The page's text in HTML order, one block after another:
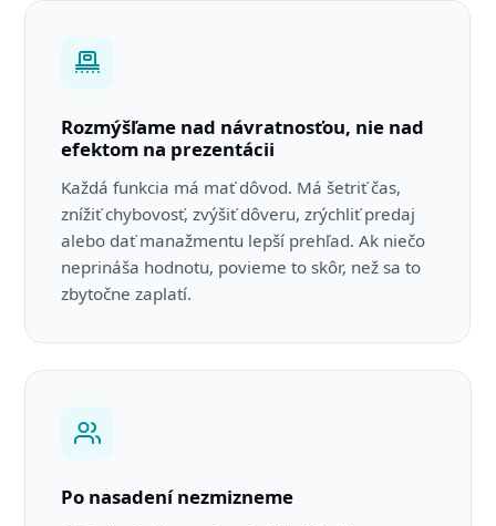
Rozmýšľame nad návratnosťou, nie nad
efektom na prezentácii
Každá funkcia má mať dôvod. Má šetriť čas,
znížiť chybovosť, zvýšiť dôveru, zrýchliť predaj
alebo dať manažmentu lepší prehľad. Ak niečo
neprináša hodnotu, povieme to skôr, než sa to
zbytočne zaplatí.
Po nasadení nezmizneme